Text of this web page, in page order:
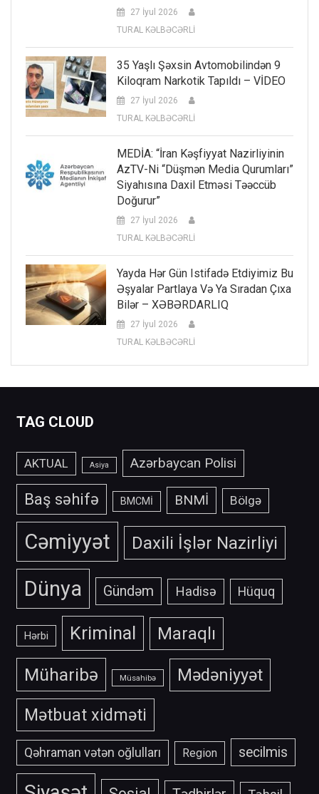
27 İyul 2026
TURAL KƏLBƏCƏRLİ
35 Yaşlı Şəxsin Avtomobilindən 9
Kiloqram Narkotik Tapıldı – VİDEO
27 İyul 2026
TURAL KƏLBƏCƏRLİ
MEDİA: “İran Kəşfiyyat Nazirliyinin
AzTV-Ni “düşmən Media Qurumları”
Siyahısına Daxil Etməsi Təəccüb
Doğurur”
27 İyul 2026
TURAL KƏLBƏCƏRLİ
Yayda Hər Gün Istifadə Etdiyimiz Bu
Əşyalar Partlaya Və Ya Sıradan Çıxa
Bilər – XƏBƏRDARLIQ
27 İyul 2026
TURAL KƏLBƏCƏRLİ
TAG CLOUD
AKTUAL Asiya Azərbaycan Polisi
Baş səhifə BMCMİ BNMİ Bölgə
Cəmiyyət Daxili İşlər Nazirliyi
Dünya Gündəm Hadisə Hüquq
Hərbi Kriminal Maraqlı
Müharibə Müsahibə
Mədəniyyət
Mətbuat xidməti
Qəhraman vətən oğlulları Region secilmis